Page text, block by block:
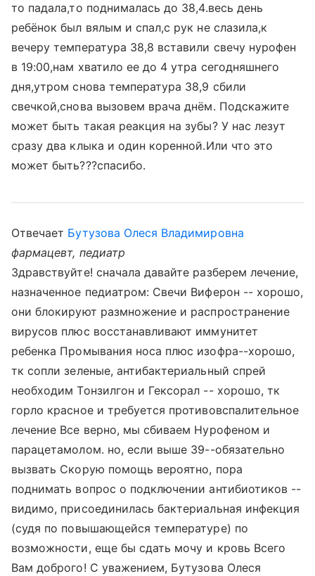
то падала,то поднималась до 38,4.весь день
ребёнок был вялым и спал,с рук не слазила,к
вечеру температура 38,8 вставили свечу нурофен
в 19:00,нам хватило ее до 4 утра сегодняшнего
дня,утром снова температура 38,9 сбили
свечкой,снова вызовем врача днём. Подскажите
может быть такая реакция на зубы? У нас лезут
сразу два клыка и один коренной.Или что это
может быть???спасибо.
Отвечает Бутузова Олеся Владимировна
фармацевт, педиатр
Здравствуйте! сначала давайте разберем лечение,
назначенное педиатром: Свечи Виферон -- хорошо,
они блокируют размножение и распространение
вирусов плюс восстанавливают иммунитет
ребенка Промывания носа плюс изофра--хорошо,
тк сопли зеленые, антибактериальный спрей
необходим Тонзилгон и Гексорал -- хорошо, тк
горло красное и требуется противовспалительное
лечение Все верно, мы сбиваем Нурофеном и
парацетамолом. но, если выше 39--обязательно
вызвать Скорую помощь вероятно, пора
поднимать вопрос о подключении антибиотиков --
видимо, присоединилась бактериальная инфекция
(судя по повышающейся температуре) по
возможности, еще бы сдать мочу и кровь Всего
Вам доброго! С уважением, Бутузова Олеся